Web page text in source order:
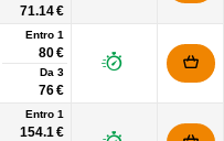
71.14 €
Entro 1
80 €
Da 3
76 €
Entro 1
154.1 €